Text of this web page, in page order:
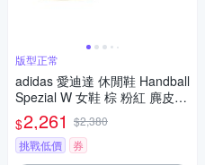
版型正常
adidas 愛迪達 休閒鞋 Handball
Spezial W 女鞋 棕 粉紅 麂皮
復古 德訓鞋 IH1507
$2,261 $2,380
挑戰低價
券